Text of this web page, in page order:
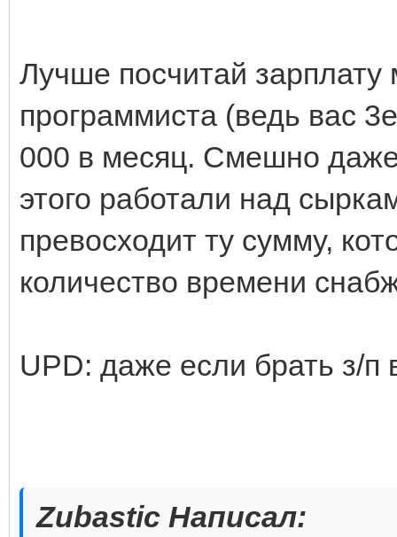
Лучше посчитай
программиста (ведь вас
000 в месяц. Смешно
этого работали над
превосходит ту сумму,
количество времени
UPD: даже если брать з/п
Zubastic Написал: